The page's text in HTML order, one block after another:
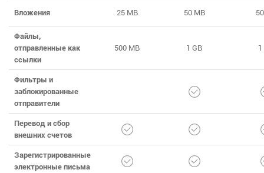
Вложения 25 MB 50 MB
Файлы,
отправленные как
ссылки
500 MB 1 GB 1
Фильтры и
заблокированные
отправители
Перевод и сбор
внешних счетов
Зарегистрированные
электронные письма